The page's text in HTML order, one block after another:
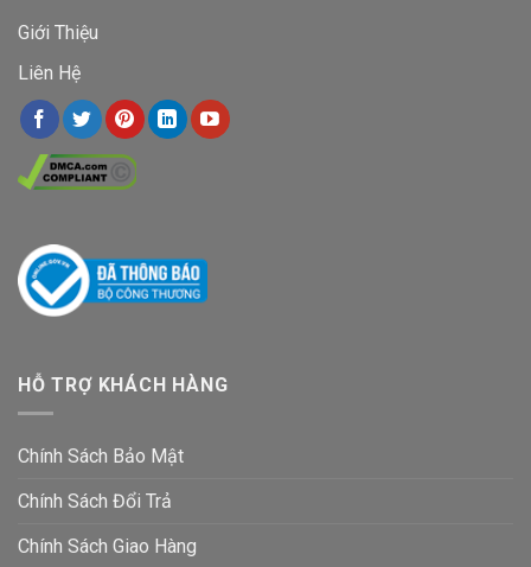
Giới Thiệu
Liên Hệ
HỖ TRỢ KHÁCH HÀNG
Chính Sách Bảo Mật
Chính Sách Đổi Trả
Chính Sách Giao Hàng